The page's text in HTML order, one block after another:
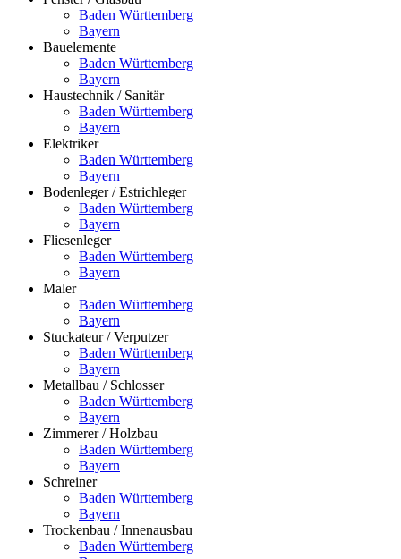
Baden Württemberg
Bayern
Bauelemente
Baden Württemberg
Bayern
Haustechnik / Sanitär
Baden Württemberg
Bayern
Elektriker
Baden Württemberg
Bayern
Bodenleger / Estrichleger
Baden Württemberg
Bayern
Fliesenleger
Baden Württemberg
Bayern
Maler
Baden Württemberg
Bayern
Stuckateur / Verputzer
Baden Württemberg
Bayern
Metallbau / Schlosser
Baden Württemberg
Bayern
Zimmerer / Holzbau
Baden Württemberg
Bayern
Schreiner
Baden Württemberg
Bayern
Trockenbau / Innenausbau
Baden Württemberg